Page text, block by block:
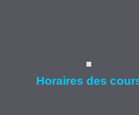
Horaires des